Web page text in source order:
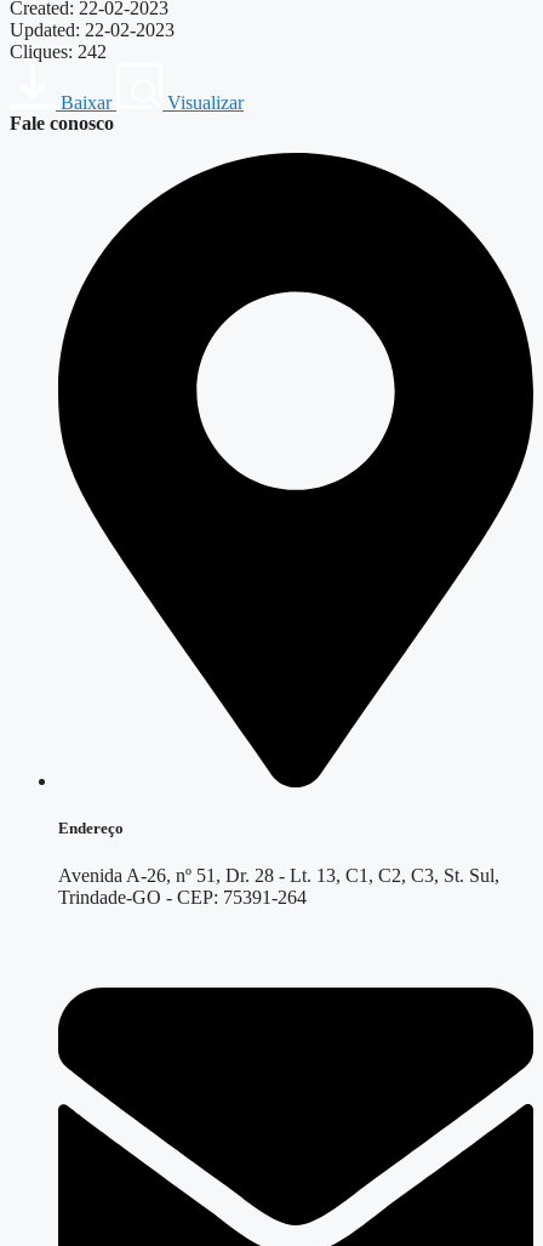
Created: 22-02-2023
Updated: 22-02-2023
Cliques: 242
Baixar
Visualizar
Fale conosco
Endereço
Avenida A-26, nº 51, Dr. 28 - Lt. 13, C1, C2, C3, St. Sul,
Trindade-GO - CEP: 75391-264